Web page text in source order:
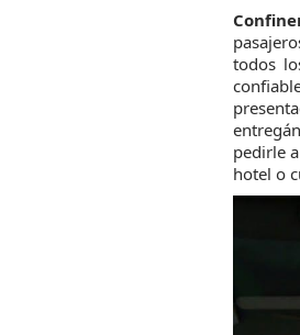
todos
pedirle
hotel o